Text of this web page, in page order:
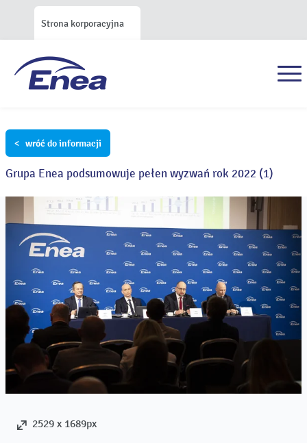
Strona korporacyjna
< wróć do informacji
Grupa Enea podsumowuje pełen wyzwań rok 2022 (1)
2529 x 1689px